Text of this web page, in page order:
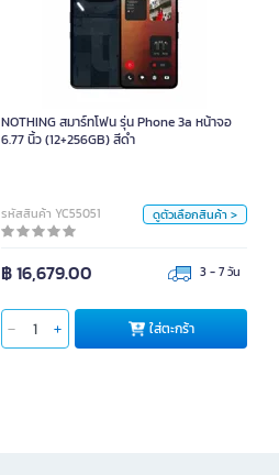
NOTHING สมาร์ทโฟน รุ่น Phone 3a หน้าจอ
6.77 นิ้ว (12+256GB) สีดำ
รหัสสินค้า YC55051 ดูตัวเลือกสินค้า >
฿ 16,679.00 3 - 7 วัน
ใส่ตะกร้า
NOTHING สมาร์ทโฟน รุ่น Phone 3a หน้าจอ
6.77 นิ้ว (12+256GB) สีดำ
หน่วย
สี
ใส่ตะกร้า